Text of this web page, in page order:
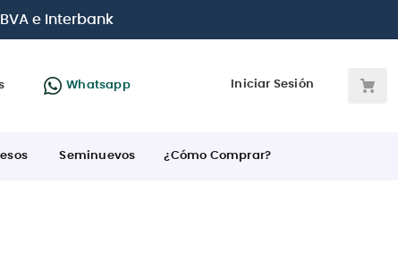
tarjetas de crédito
Whatsapp Iniciar Sesión
Seminuevos ¿Cómo Comprar?